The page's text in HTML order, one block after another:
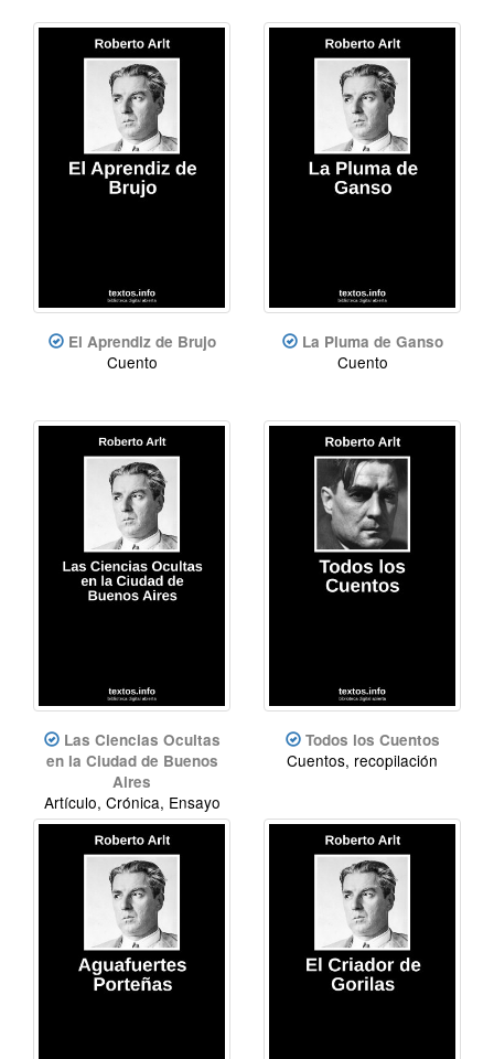
El Aprendiz de Brujo
Cuento
La Pluma de Ganso
Cuento
Las Ciencias Ocultas
en la Ciudad de Buenos
Aires
Artículo, Crónica, Ensayo
Todos los Cuentos
Cuentos, recopilación